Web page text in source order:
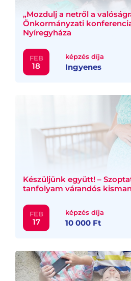
„Mozdulj a netről a
Önkormányzati
Nyíregyháza
FEB
18
képzés díja
Ingyenes
Készüljünk együtt! –
tanfolyam várandós
FEB
17
képzés díja
10 000 Ft